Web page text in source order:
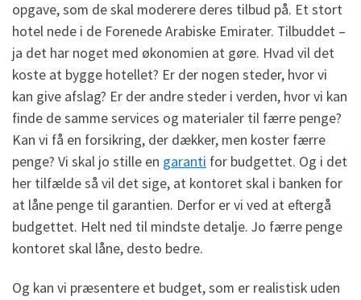
opgave, som de skal moderere deres tilbud på. Et stort
hotel nede i de Forenede Arabiske Emirater. Tilbuddet –
ja det har noget med økonomien at gøre. Hvad vil det
koste at bygge hotellet? Er der nogen steder, hvor vi
kan give afslag? Er der andre steder i verden, hvor vi kan
finde de samme services og materialer til færre penge?
Kan vi få en forsikring, der dækker, men koster færre
penge? Vi skal jo stille en garanti for budgettet. Og i det
her tilfælde så vil det sige, at kontoret skal i banken for
at låne penge til garantien. Derfor er vi ved at eftergå
budgettet. Helt ned til mindste detalje. Jo færre penge
kontoret skal låne, desto bedre.
Og kan vi præsentere et budget, som er realistisk uden